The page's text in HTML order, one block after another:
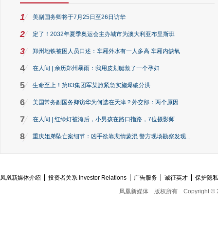
1 美副国务卿将于7月25日至26日访华
2 定了！2032年夏季奥运会主办城市为澳大利亚布里斯班
3 郑州地铁被困人员口述：车厢外水有一人多高 车厢内缺氧
4 在人间 | 亲历郑州暴雨：我用皮划艇救了一个孕妇
5 生命至上！第83集团军某旅紧急实施爆破分洪
6 美国常务副国务卿访华为何选在天津？外交部：两个原因
7 在人间 | 红绿灯被淹后，小男孩在路口指路，7位摄影师...
8 重庆姐弟坠亡案细节：凶手欲靠悲情蒙混 警方现场勘察发现...
凤凰新媒体介绍 投资者关系 Investor Relations 广告服务 诚征英才
保护隐
凤凰新媒体
版权所有 Copyright ©